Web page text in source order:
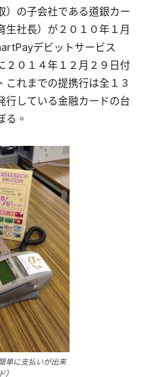
）の子会社である道銀カー
社長）が２０１０年１月
デビットサービス
２０１４年１２月２９日付
これまでの提携行は全１３
行している金融カードの台
る。
単に支払いが出来
）